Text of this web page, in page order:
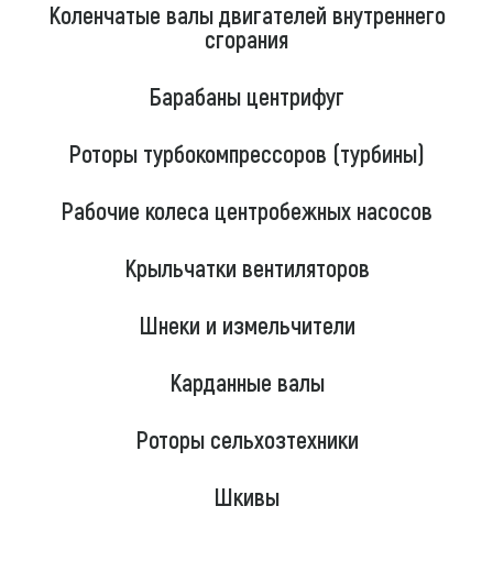
Коленчатые валы двигателей внутреннего
сгорания
Барабаны центрифуг
Роторы турбокомпрессоров (турбины)
Рабочие колеса центробежных насосов
Крыльчатки вентиляторов
Шнеки и измельчители
Карданные валы
Роторы сельхозтехники
Шкивы